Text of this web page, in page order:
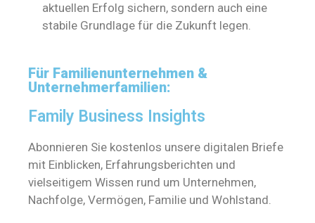
aktuellen Erfolg sichern, sondern auch eine
stabile Grundlage für die Zukunft legen.
Für Familienunternehmen &
Unternehmerfamilien:
Family Business Insights
Abonnieren Sie kostenlos unsere digitalen Briefe
mit Einblicken, Erfahrungsberichten und
vielseitigem Wissen rund um Unternehmen,
Nachfolge, Vermögen, Familie und Wohlstand.